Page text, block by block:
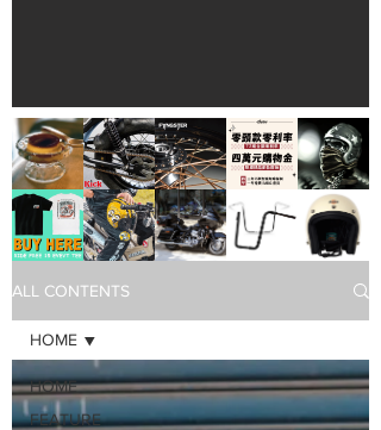
ALL CONTENTS
HOME
FEATURE
HOME